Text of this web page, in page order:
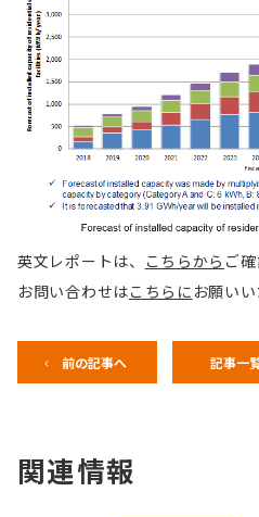
英文レポートは、 こちらから ご
お問い合わせはこちらに お願いい
前の記事へ 記事一
関連情報